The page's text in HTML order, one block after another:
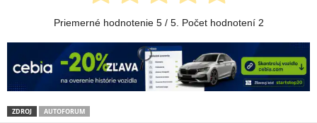
Priemerné hodnotenie 5/ 5. Počet hodnotení 2
ZDROJ AUTOFORUM